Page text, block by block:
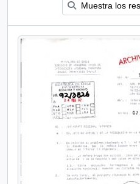
Muestra los